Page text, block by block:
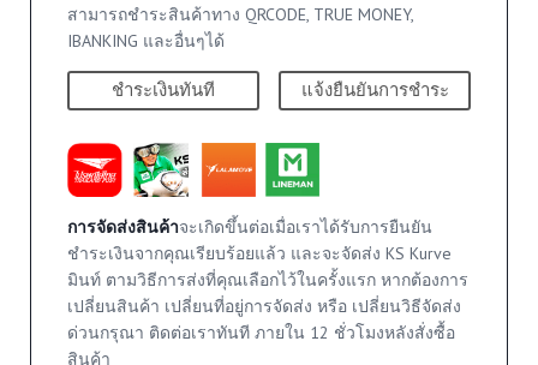
สามารถชำระสินค้าทาง QRCODE, TRUE MONEY,
IBANKING และอื่นๆได้
ชำระเงินทันที แจ้งยืนยันการชำระ
การจัดส่งสินค้าจะเกิดขึ้นต่อเมื่อเราได้รับการยืนยัน
ชำระเงินจากคุณเรียบร้อยแล้ว และจะจัดส่ง KS Kurve
มินท์ ตามวิธีการส่งที่คุณเลือกไว้ในครั้งแรก หากต้องการ
เปลี่ยนสินค้า เปลี่ยนที่อยู่การจัดส่ง หรือ เปลี่ยนวิธีจัดส่ง
ด่วนกรุณา ติดต่อเราทันที ภายใน 12 ชั่วโมงหลังสั่งซื้อ
สินค้า